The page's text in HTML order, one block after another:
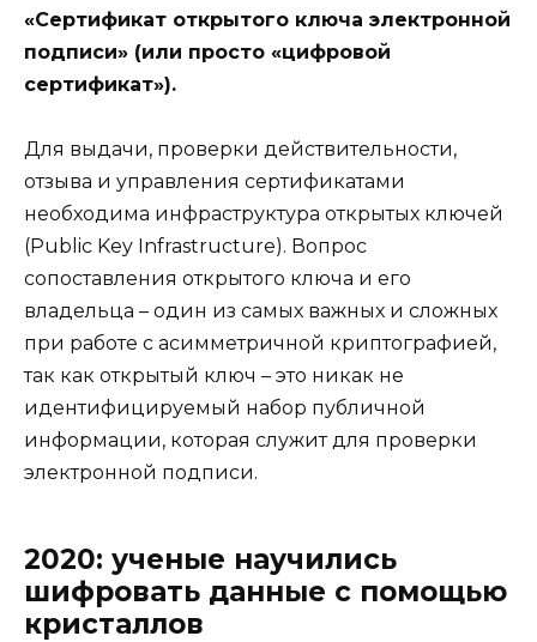
«Сертификат открытого ключа электронной
подписи» (или просто «цифровой
сертификат»).
Для выдачи, проверки действительности,
отзыва и управления сертификатами
необходима инфраструктура открытых ключей
(Public Key Infrastructure). Вопрос
сопоставления открытого ключа и его
владельца – один из самых важных и сложных
при работе с асимметричной криптографией,
так как открытый ключ – это никак не
идентифицируемый набор публичной
информации, которая служит для проверки
электронной подписи.
2020: ученые научились
шифровать данные с помощью
кристаллов